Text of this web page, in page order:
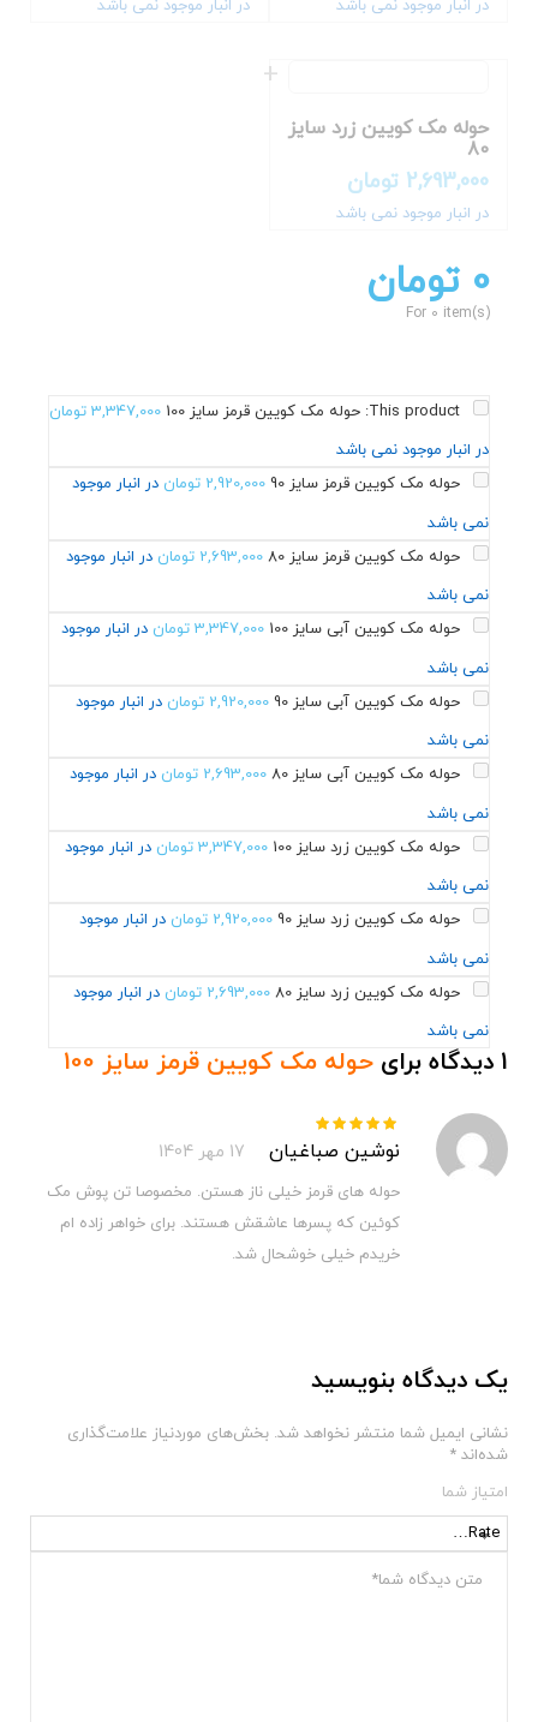
در انبار موجود نمی باشد در انبار موجود نمی باشد
حوله مک کویین زرد سایز
80
2,693,000 تومان
در انبار موجود نمی باشد
0 تومان
For 0 item(s)
This product: حوله مک کویین قرمز سایز 100 3,347,000 تومان
در انبار موجود نمی باشد
حوله مک کویین قرمز سایز 90
2,920,000 تومان در انبار موجود
نمی باشد
حوله مک کویین قرمز سایز 80
2,693,000 تومان در انبار موجود
نمی باشد
حوله مک کویین آبی سایز 100
3,347,000 تومان در انبار موجود
نمی باشد
حوله مک کویین آبی سایز 90
2,920,000 تومان در انبار موجود
نمی باشد
حوله مک کویین آبی سایز 80
2,693,000 تومان در انبار موجود
نمی باشد
حوله مک کویین زرد سایز 100
3,347,000 تومان در انبار موجود
نمی باشد
حوله مک کویین زرد سایز 90
2,920,000 تومان در انبار موجود
نمی باشد
حوله مک کویین زرد سایز 80
2,693,000 تومان در انبار موجود
نمی باشد
1 دیدگاه برای حوله مک کویین قرمز سایز 100
نمره از 5
نوشین صباغیان 17 مهر 1404
حوله های قرمز خیلی ناز هستن. مخصوصا تن پوش مک
کوئین که پسرها عاشقش هستند. برای خواهر زاده ام
خریدم خیلی خوشحال شد.
یک دیدگاه بنویسید
نشانی ایمیل شما منتشر نخواهد شد. بخش‌های موردنیاز علامت‌گذاری
شده‌اند *
امتیاز شما